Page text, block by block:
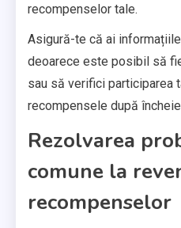
recompenselor tale.
Asigură-te că ai
deoarece este posibil să
sau să verifici participarea
recompensele după
Rezolvarea
comune la
recompenselor